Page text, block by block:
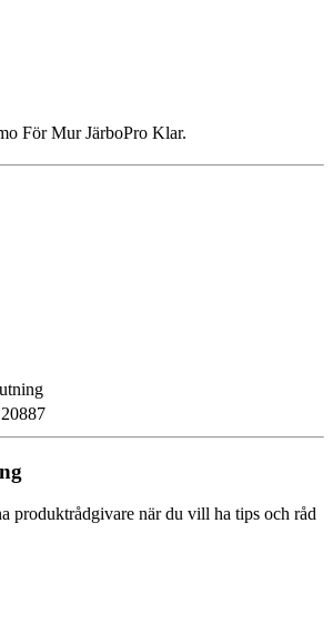
För Mur JärboPro Klar.
produktrådgivare när du vill ha tips och råd